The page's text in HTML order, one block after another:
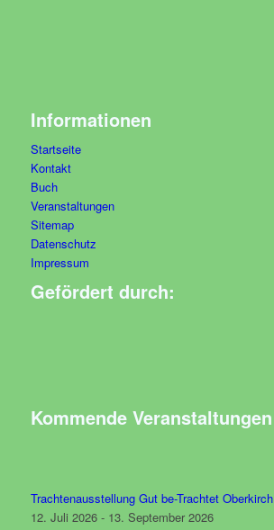
Informationen
Startseite
Kontakt
Buch
Veranstaltungen
Sitemap
Datenschutz
Impressum
Gefördert durch:
Kommende Veranstaltungen
Trachtenausstellung Gut be-Trachtet Oberkirch
12. Juli 2026 - 13. September 2026